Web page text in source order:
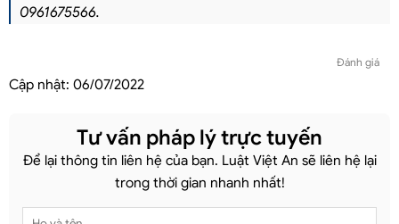
0961675566.
Đánh giá
Cập nhật: 06/07/2022
Tư vấn pháp lý trực tuyến
Để lại thông tin liên hệ của bạn. Luật Việt An sẽ liên hệ lại
trong thời gian nhanh nhất!